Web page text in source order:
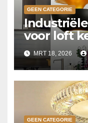
GEEN CATEGORIE
voor loft
MRT 18, 2026
GEEN CATEGORIE